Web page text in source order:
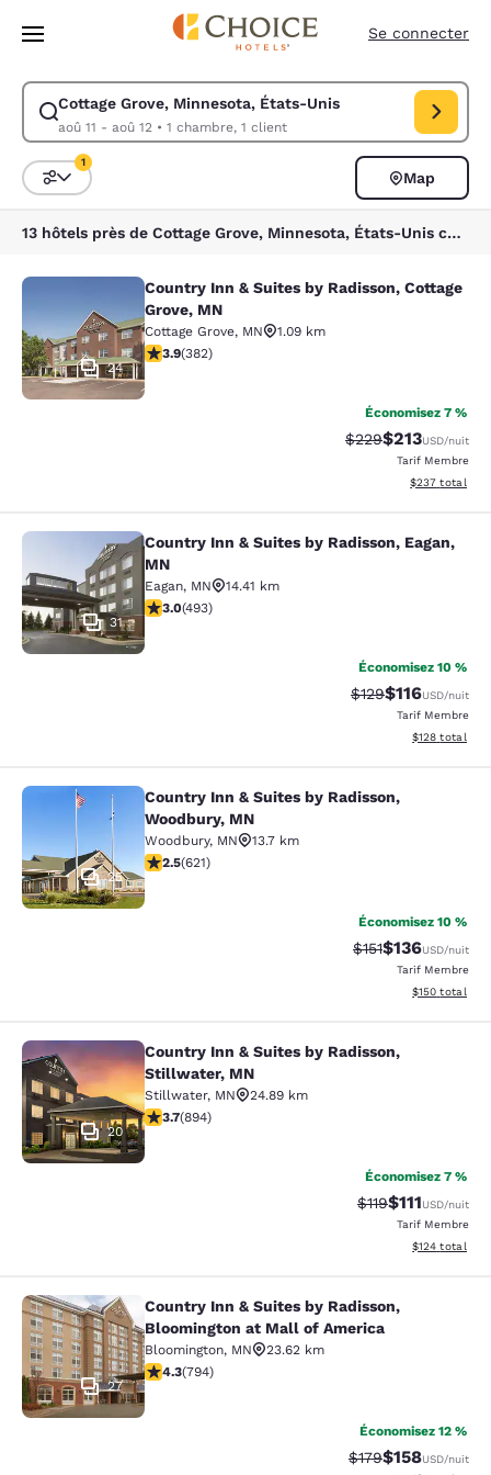
Sauter à Contenu Principal
Se connecter
Cottage Grove, Minnesota, États-Unis
aoû 11 - aoû 12• 1 chambre, 1 client
Modifier la recherche pour Cottage Grove, Minnesota, États-Unis.
Triez et filtrez
1
Map
13 hôtels près de Cottage Grove, Minnesota, États-Unis correspondent à vos filtres
Country Inn & Suites by Radisson,
24
Country Inn & Suites by Radisson, Cottage
Grove, MN
Cottage Grove, MN
1.09 km
3.9 étoiles. Bien. 382 commentaires
3.9(382)
Économisez 7 %
Tarif barré :
$229Tarif réduit :
$213USD/nuit
Tarif Membre
Afficher les
$237 total
Country Inn & Suites by Radisson,
31
Country Inn & Suites by Radisson, Eagan,
MN
Eagan, MN
14.41 km
2.95 étoiles. Moyen. 493 commentaires
3.0(493)
Économisez 10 %
Tarif barré :
$129Tarif réduit :
$116USD/nuit
Tarif Membre
Afficher les
$128 total
Country Inn & Suites by Radisson,
25
Country Inn & Suites by Radisson,
Woodbury, MN
Woodbury, MN
13.7 km
2.51 étoiles. Moyen. 621 commentaires
2.5(621)
Économisez 10 %
Tarif barré :
$151Tarif réduit :
$136USD/nuit
Tarif Membre
Afficher les
$150 total
Country Inn & Suites by Radisson,
20
Country Inn & Suites by Radisson,
Stillwater, MN
Stillwater, MN
24.89 km
3.66 étoiles. Bien. 894 commentaires
3.7(894)
Économisez 7 %
Tarif barré :
$119Tarif réduit :
$111USD/nuit
Tarif Membre
Afficher les
$124 total
Country Inn & Suites by Radisson,
27
Country Inn & Suites by Radisson,
Bloomington at Mall of America
Bloomington, MN
23.62 km
4.26 étoiles. Excellent. 794 commentaires
4.3(794)
Économisez 12 %
Tarif barré :
$179Tarif réduit :
$158USD/nuit